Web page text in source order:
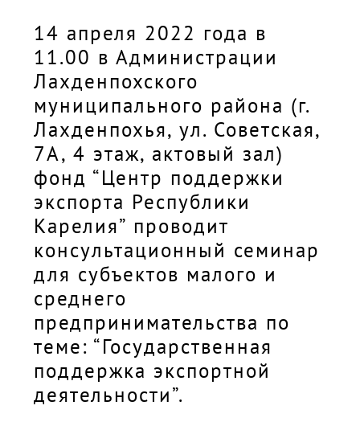
14 апреля 2022 года в
11.00 в Администрации
Лахденпохского
муниципального района (г.
Лахденпохья, ул. Советская,
7А, 4 этаж, актовый зал)
фонд “Центр поддержки
экспорта Республики
Карелия” проводит
консультационный семинар
для субъектов малого и
среднего
предпринимательства по
теме: “Государственная
поддержка экспортной
деятельности”.